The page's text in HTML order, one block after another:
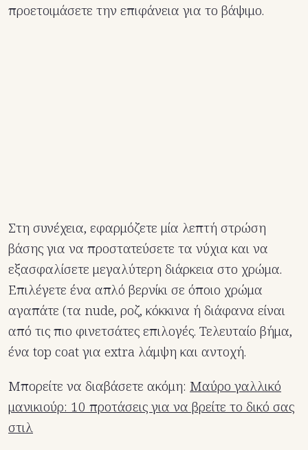
προετοιμάσετε την επιφάνεια για το βάψιμο.
Στη συνέχεια, εφαρμόζετε μία λεπτή στρώση
βάσης για να προστατεύσετε τα νύχια και να
εξασφαλίσετε μεγαλύτερη διάρκεια στο χρώμα.
Επιλέγετε ένα απλό βερνίκι σε όποιο χρώμα
αγαπάτε (τα nude, ροζ, κόκκινα ή διάφανα είναι
από τις πιο φινετσάτες επιλογές. Τελευταίο βήμα,
ένα top coat για extra λάμψη και αντοχή.
Μπορείτε να διαβάσετε ακόμη: Μαύρο γαλλικό
μανικιούρ: 10 προτάσεις για να βρείτε το δικό σας
στιλ